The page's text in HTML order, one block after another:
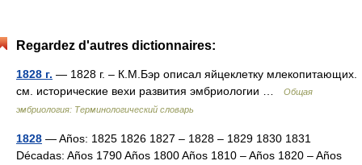
Regardez d'autres dictionnaires:
1828 г. — 1828 г. – К.М.Бэр описал яйцеклетку млекопитающих.
см. исторические вехи развития эмбриологии …
Общая
эмбриология: Терминологический словарь
1828 — Años: 1825 1826 1827 – 1828 – 1829 1830 1831
Décadas: Años 1790 Años 1800 Años 1810 – Años 1820 – Años